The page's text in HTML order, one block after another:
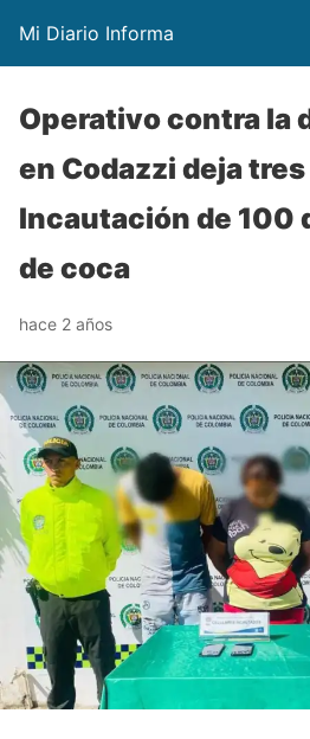
Mi Diario Informa
Operativo contra la
en Codazzi deja
Incautación de 100
de coca
hace 2 años